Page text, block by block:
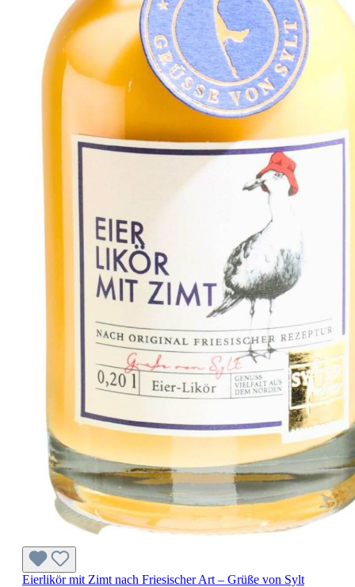
Eierlikör mit Zimt nach Friesischer Art – Grüße von Sylt